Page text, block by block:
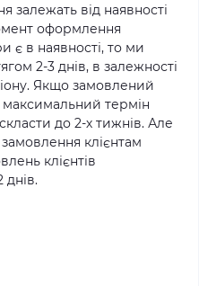
залежать від наявності
оформлення
є в наявності, то ми
2-3 днів, в залежності
Якщо замовлений
максимальний термін
до 2-х тижнів. Але
клієнтам
клієнтів
днів.